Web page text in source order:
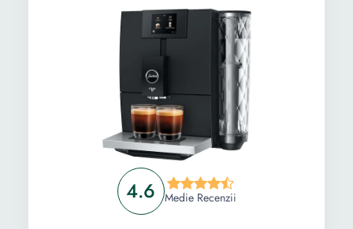
Sistem
economisire
energie electrica
Sistem
decalcifiere
Setare grad
macinare
Inaltime ajustabila
a duzei de cafea
Rasnita
Preincalzire
4.6 Medie Recenzii